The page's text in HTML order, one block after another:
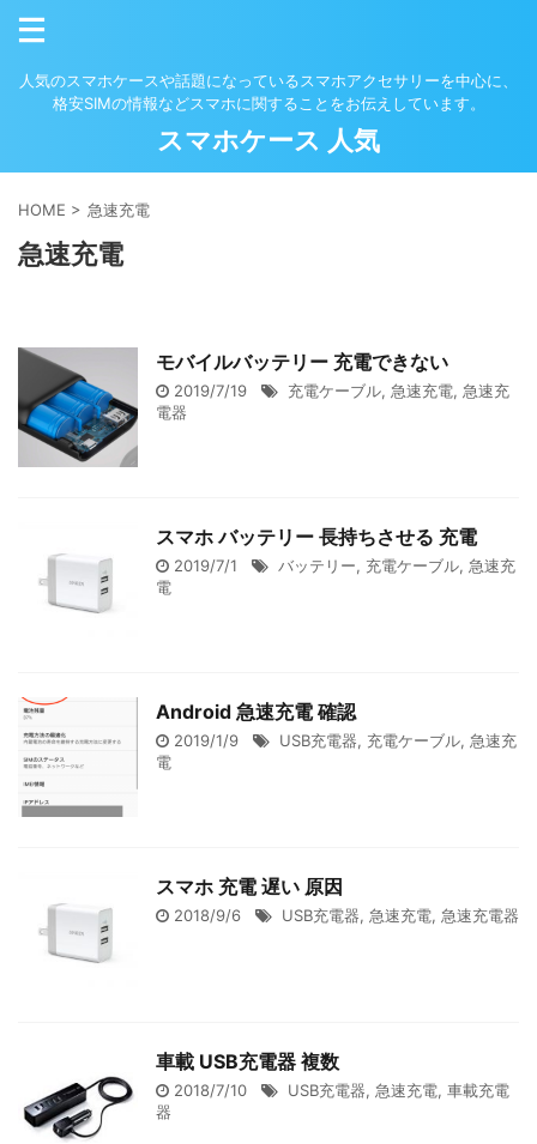
人気のスマホケースや話題になっているスマホアクセサリーを中心に、
格安SIMの情報などスマホに関することをお伝えしています。
スマホケース 人気
HOME > 急速充電
急速充電
モバイルバッテリー 充電できない
2019/7/19 充電ケーブル, 急速充電, 急速充
電器
スマホ バッテリー 長持ちさせる 充電
2019/7/1 バッテリー, 充電ケーブル, 急速充
電
Android 急速充電 確認
2019/1/9 USB充電器, 充電ケーブル, 急速充
電
スマホ 充電 遅い 原因
2018/9/6 USB充電器, 急速充電, 急速充電器
車載 USB充電器 複数
2018/7/10 USB充電器, 急速充電, 車載充電
器